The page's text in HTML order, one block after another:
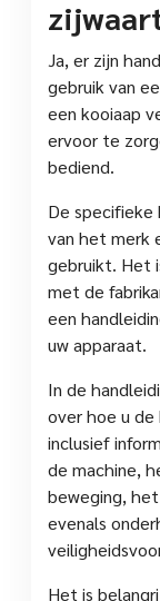
Ja, er zijn
gebruik van
een kooiaap
ervoor te
bediend.
De specifieke
van het merk
gebruikt. Het
met de
een
uw apparaat.
In de
over hoe u
inclusief
de machine,
beweging,
evenals
Het is